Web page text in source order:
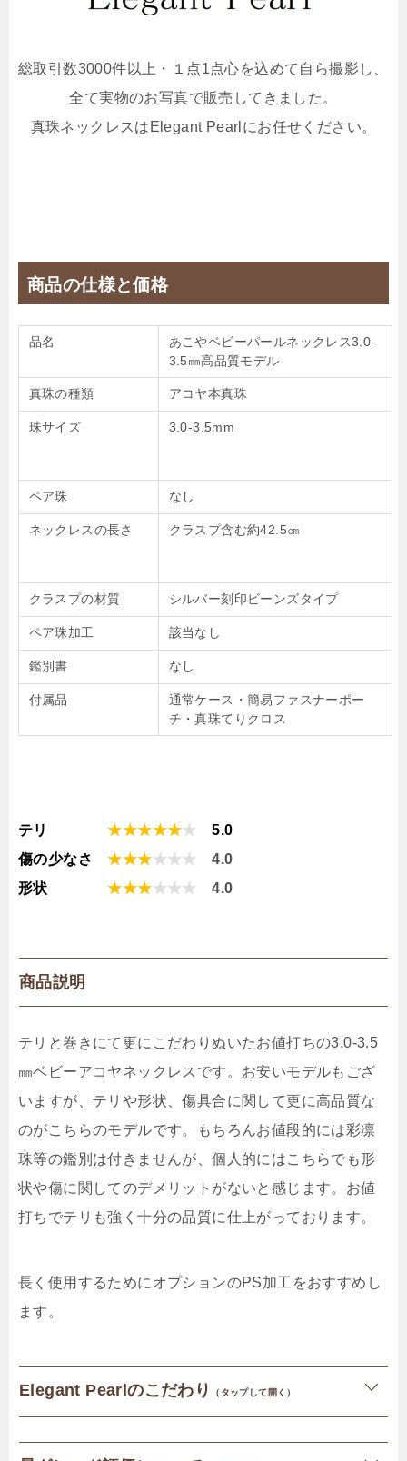
総取引数3000件以上・１点1点心を込めて自ら撮影し、
全て実物のお写真で販売してきました。
真珠ネックレスはElegant Pearlにお任せください。
商品の仕様と価格
品名
あこやベビーパールネックレス3.0-
3.5㎜高品質モデル
真珠の種類 アコヤ本真珠
珠サイズ 3.0-3.5mm
ペア珠 なし
ネックレスの長さ クラスプ含む約42.5㎝
クラスプの材質 シルバー刻印ビーンズタイプ
ペア珠加工 該当なし
鑑別書 なし
付属品
通常ケース・簡易ファスナーポー
チ・真珠てりクロス
テリ ★★★★★★
5.0
傷の少なさ
★★★★★★
4.0
形状
★★★★★★ 4.0
商品説明
テリと巻きにて更にこだわりぬいたお値打ちの3.0-3.5
㎜ベビーアコヤネックレスです。お安いモデルもござ
いますが、テリや形状、傷具合に関して更に高品質な
のがこちらのモデルです。もちろんお値段的には彩凛
珠等の鑑別は付きませんが、個人的にはこちらでも形
状や傷に関してのデメリットがないと感じます。お値
打ちでテリも強く十分の品質に仕上がっております。
長く使用するためにオプションのPS加工をおすすめし
ます。
Elegant Pearlのこだわり （タップして開く）